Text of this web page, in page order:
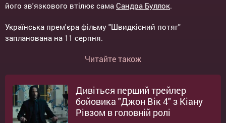
його зв'язкового втілює сама Сандра Буллок.
Українська прем'єра фільму "Швидкісний потяг"
запланована на 11 серпня.
Читайте також
Дивіться перший трейлер
бойовика "Джон Вік 4" з Кіану
Рівзом в головній ролі